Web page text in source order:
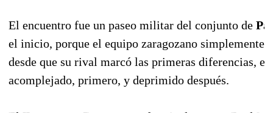
El encuentro fue un paseo militar del conjunto de
el inicio, porque el equipo zaragozano simplemente
desde que su rival marcó las primeras diferencias,
acomplejado, primero, y deprimido después.